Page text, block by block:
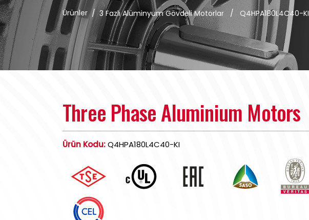
Ürünler/ 3 Fazlı Alüminyum Gövdeli Motorlar / Q4HPA180L4C40-KI
Three Phase Aluminium Motors
Ürün Kodu:Q4HPA180L4C40-KI